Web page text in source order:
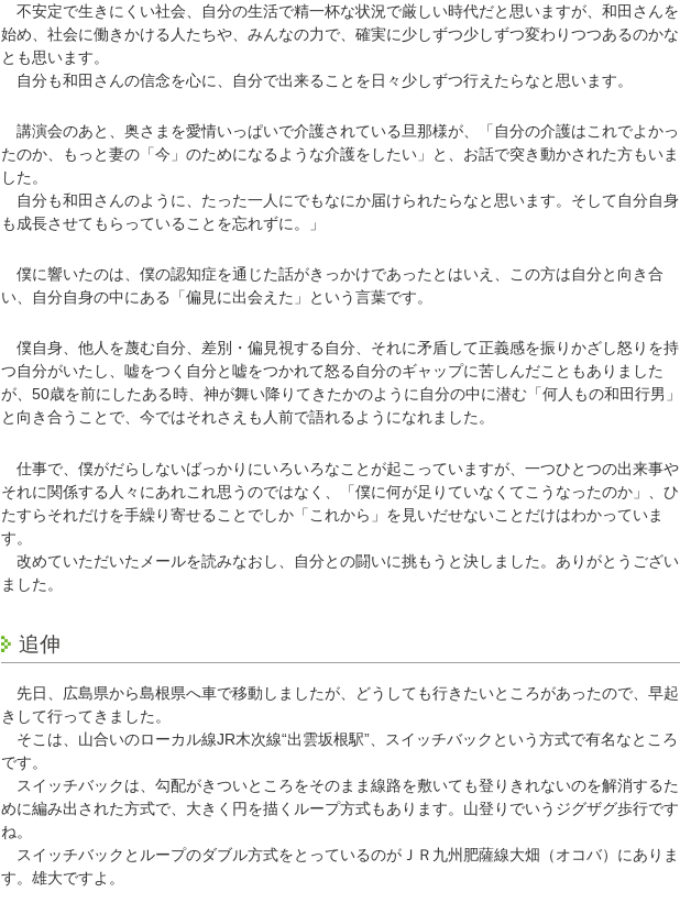
不安定で生きにくい社会、自分の生活で精一杯な状況で厳しい時代だと思いますが、和田さんを
始め、社会に働きかける人たちや、みんなの力で、確実に少しずつ少しずつ変わりつつあるのかな
とも思います。
自分も和田さんの信念を心に、自分で出来ることを日々少しずつ行えたらなと思います。
講演会のあと、奥さまを愛情いっぱいで介護されている旦那様が、「自分の介護はこれでよかっ
たのか、もっと妻の「今」のためになるような介護をしたい」と、お話で突き動かされた方もいま
した。
自分も和田さんのように、たった一人にでもなにか届けられたらなと思います。そして自分自身
も成長させてもらっていることを忘れずに。」
僕に響いたのは、僕の認知症を通じた話がきっかけであったとはいえ、この方は自分と向き合
い、自分自身の中にある「偏見に出会えた」という言葉です。
僕自身、他人を蔑む自分、差別・偏見視する自分、それに矛盾して正義感を振りかざし怒りを持
つ自分がいたし、嘘をつく自分と嘘をつかれて怒る自分のギャップに苦しんだこともありました
が、50歳を前にしたある時、神が舞い降りてきたかのように自分の中に潜む「何人もの和田行男」
と向き合うことで、今ではそれさえも人前で語れるようになれました。
仕事で、僕がだらしないばっかりにいろいろなことが起こっていますが、一つひとつの出来事や
それに関係する人々にあれこれ思うのではなく、「僕に何が足りていなくてこうなったのか」、ひ
たすらそれだけを手繰り寄せることでしか「これから」を見いだせないことだけはわかっていま
す。
改めていただいたメールを読みなおし、自分との闘いに挑もうと決しました。ありがとうござい
ました。
追伸
先日、広島県から島根県へ車で移動しましたが、どうしても行きたいところがあったので、早起
きして行ってきました。
そこは、山合いのローカル線JR木次線“出雲坂根駅”、スイッチバックという方式で有名なところ
です。
スイッチバックは、勾配がきついところをそのまま線路を敷いても登りきれないのを解消するた
めに編み出された方式で、大きく円を描くループ方式もあります。山登りでいうジグザグ歩行です
ね。
スイッチバックとループのダブル方式をとっているのがＪＲ九州肥薩線大畑（オコバ）にありま
す。雄大ですよ。